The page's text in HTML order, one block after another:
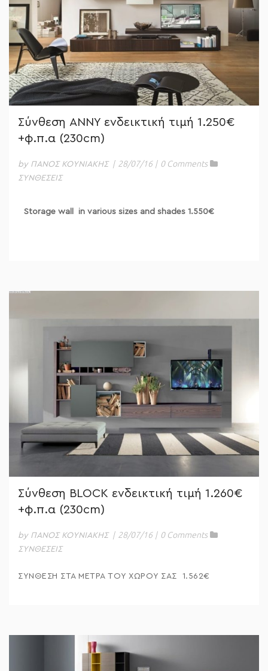
Σύνθεση ANNY ενδεικτική τιμή 1.250€
+φ.π.α (230cm)
by ΠΑΝΟΣ ΚΟΥΝΙΑΚΗΣ | 28/07/16 | 0 Comments
ΣΥΝΘΕΣΕΙΣ
Storage wall in various sizes and shades 1.550€
Σύνθεση BLOCK ενδεικτική τιμή 1.260€
+φ.π.α (230cm)
by ΠΑΝΟΣ ΚΟΥΝΙΑΚΗΣ | 28/07/16 | 0 Comments
ΣΥΝΘΕΣΕΙΣ
ΣΥΝΘΕΣΗ ΣΤΑ ΜΕΤΡΑ ΤΟΥ ΧΩΡΟΥ ΣΑΣ 1.562€